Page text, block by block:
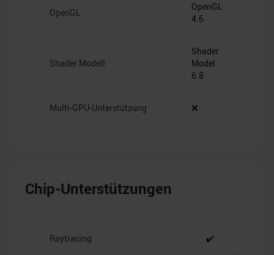
OpenGL
OpenGL
4.6
Shader Modell
Shader
Model
6.8
Multi-GPU-Unterstützung ❌
Chip-Unterstützungen
Raytracing ✔️